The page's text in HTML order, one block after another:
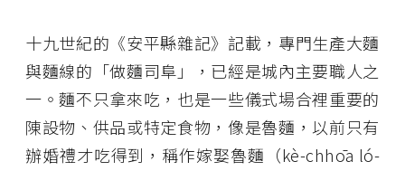
十九世紀的《安平縣雜記》記載，專門生產大麵
與麵線的「做麵司阜」，已經是城內主要職人之
一。麵不只拿來吃，也是一些儀式場合裡重要的
陳設物、供品或特定食物，像是魯麵，以前只有
辦婚禮才吃得到，稱作嫁娶魯麵（kè-chhōa ló-